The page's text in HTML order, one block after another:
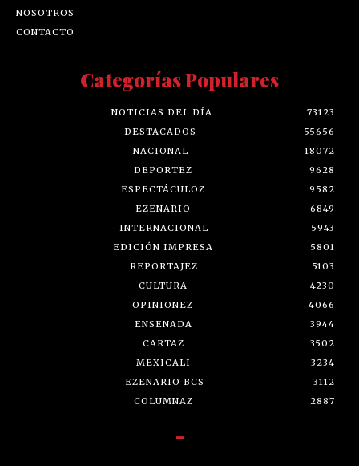
NOSOTROS
CONTACTO
Categorías Populares
NOTICIAS DEL DÍA
73123
DESTACADOS
55656
NACIONAL
18072
DEPORTEZ
9628
ESPECTÁCULOZ
9582
EZENARIO
6849
INTERNACIONAL
5943
EDICIÓN IMPRESA
5801
REPORTAJEZ
5103
CULTURA
4230
OPINIONEZ
4066
ENSENADA
3944
CARTAZ
3502
MEXICALI
3234
EZENARIO BCS
3112
COLUMNAZ
2887
-